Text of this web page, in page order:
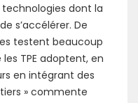
dont la
s’accélérer. De
testent beaucoup
TPE adoptent, en
en intégrant des
» commente